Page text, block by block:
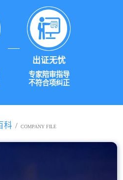
出证无忧
专家陪审指导
不符合项纠正
科 / COMPANY FILE